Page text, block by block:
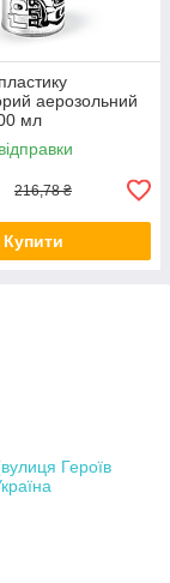
аерозольний
мл
216,78 ₴
Купити
Героїв